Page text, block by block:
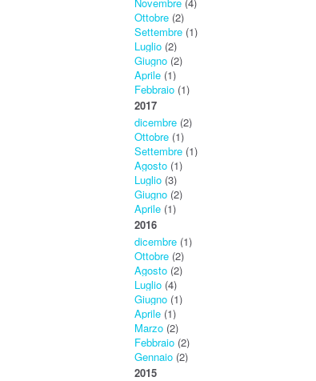
Ottobre (2)
Settembre (1)
Luglio (2)
Giugno (2)
Aprile (1)
Febbraio (1)
2017
dicembre (2)
Ottobre (1)
Settembre (1)
Agosto (1)
Luglio (3)
Giugno (2)
Aprile (1)
2016
dicembre (1)
Ottobre (2)
Agosto (2)
Luglio (4)
Giugno (1)
Aprile (1)
Marzo (2)
Febbraio (2)
Gennaio (2)
2015